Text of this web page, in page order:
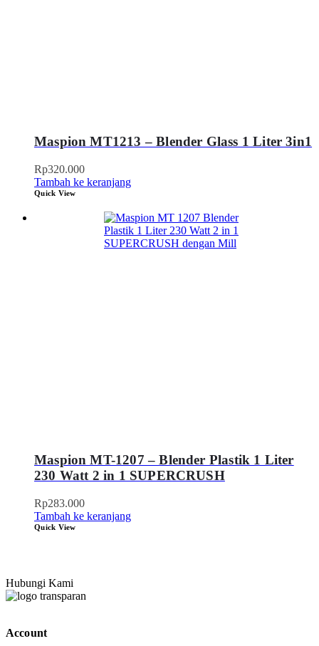
Maspion MT1213 – Blender Glass 1 Liter 3in1
Rp320.000
Tambah ke keranjang
Quick View
Maspion MT-1207 – Blender Plastik 1 Liter
230 Watt 2 in 1 SUPERCRUSH
Rp283.000
Tambah ke keranjang
Quick View
Hubungi Kami
Account